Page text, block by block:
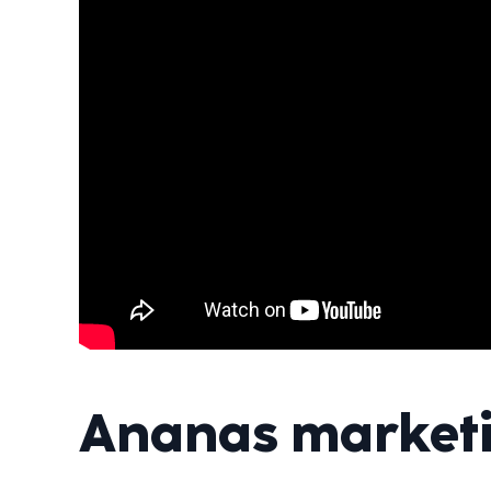
Ananas